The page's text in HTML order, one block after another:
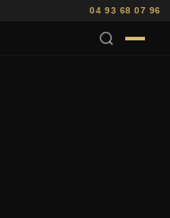
04 93 68 07 96